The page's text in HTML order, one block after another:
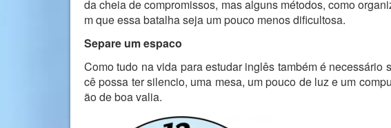
da cheia de compromissos, mas alguns métodos, como
m que essa batalha seja um pouco menos dificultosa.
Separe um espaco
Como tudo na vida para estudar inglês também é necessário
cê possa ter silencio, uma mesa, um pouco de luz e um
ão de boa valia.